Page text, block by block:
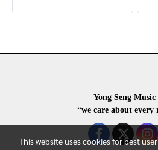
Yong Seng Music
“we care about every
This website uses cookies for best